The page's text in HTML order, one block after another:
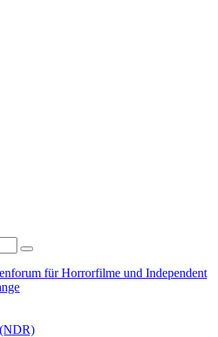
für Horrorfilme und Independent